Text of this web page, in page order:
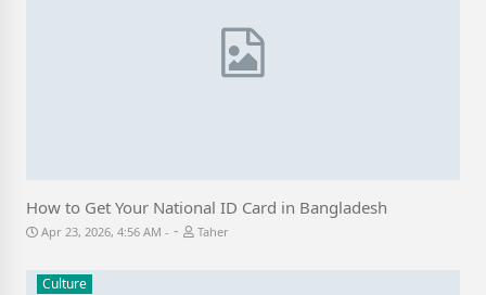
How to Get Your National ID Card in Bangladesh
Apr 23, 2026, 4:56 AM - Taher
Culture